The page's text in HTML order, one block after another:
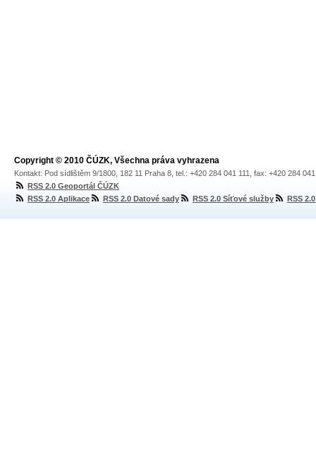
Copyright © 2010 ČÚZK, Všechna práva vyhrazena
Kontakt: Pod sídlištěm 9/1800, 182 11 Praha 8, tel.: +420 284 041 111, fax: +420 284
RSS 2.0 Geoportál ČÚZK
RSS 2.0 Aplikace
RSS 2.0 Datové sady RSS 2.0 Síťové služby RSS